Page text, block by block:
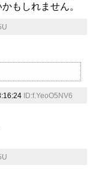
もしれません。
ID:f.YeoO5NV6